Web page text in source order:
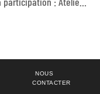
NOUS
CONTACTER